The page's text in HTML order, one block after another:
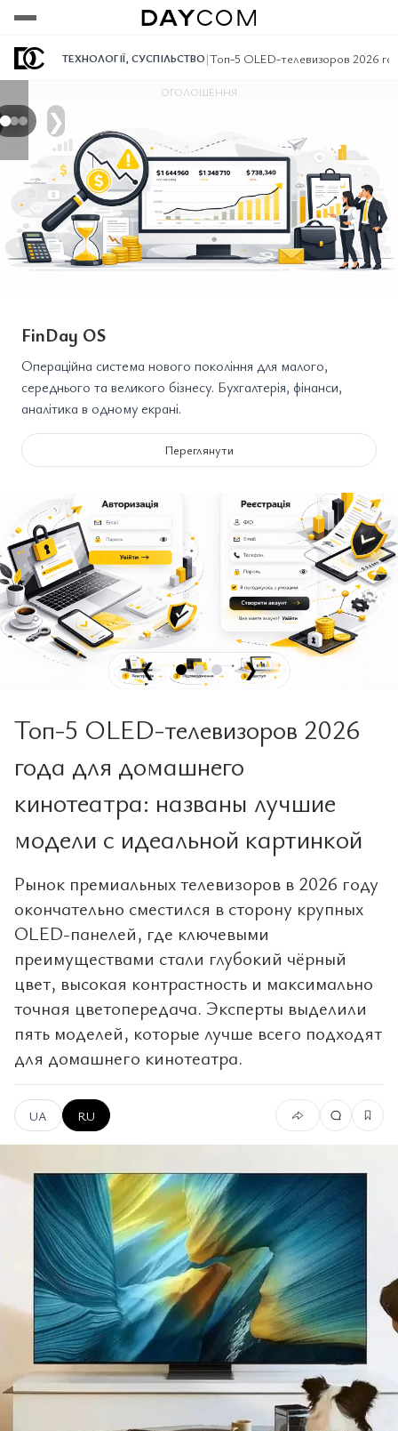
ТЕХНОЛОГІЇ, СУСПІЛЬСТВО|Топ-5 OLED-телевизоров 2026
Переглянути
Переглянути
Переглянути
❯
ОГОЛОШЕННЯ
FinDay OS
Операційна система нового покоління для малого,
середнього та великого бізнесу. Бухгалтерія, фінанси,
аналітика в одному екрані.
Переглянути
❮ ❯
Топ-5 OLED-телевизоров 2026
года для домашнего
кинотеатра: названы лучшие
модели с идеальной картинкой
Рынок премиальных телевизоров в 2026 году
окончательно сместился в сторону крупных
OLED-панелей, где ключевыми
преимуществами стали глубокий чёрный
цвет, высокая контрастность и максимально
точная цветопередача. Эксперты выделили
пять моделей, которые лучше всего подходят
для домашнего кинотеатра.
UA RU